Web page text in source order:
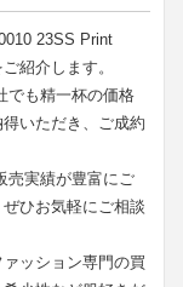
23SS Print
紹介します。
でも精一杯の価格
いただき、ご成約
売実績が豊富にご
ひお気軽にご相談
ッション専門の買